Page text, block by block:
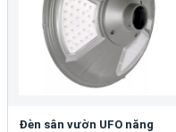
Đèn sân vườn UFO năng